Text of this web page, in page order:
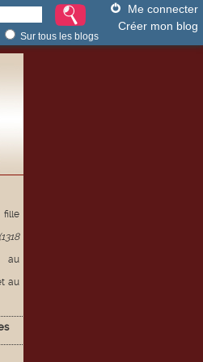
Me connecter
Créer mon blog
Sur tous les blogs
fille
(1318
au
au